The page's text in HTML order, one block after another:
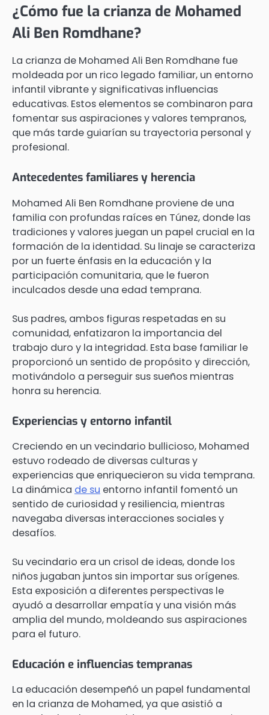
¿Cómo fue la crianza de Mohamed
Ali Ben Romdhane?
La crianza de Mohamed Ali Ben Romdhane fue
moldeada por un rico legado familiar, un entorno
infantil vibrante y significativas influencias
educativas. Estos elementos se combinaron para
fomentar sus aspiraciones y valores tempranos,
que más tarde guiarían su trayectoria personal y
profesional.
Antecedentes familiares y herencia
Mohamed Ali Ben Romdhane proviene de una
familia con profundas raíces en Túnez, donde las
tradiciones y valores juegan un papel crucial en la
formación de la identidad. Su linaje se caracteriza
por un fuerte énfasis en la educación y la
participación comunitaria, que le fueron
inculcados desde una edad temprana.
Sus padres, ambos figuras respetadas en su
comunidad, enfatizaron la importancia del
trabajo duro y la integridad. Esta base familiar le
proporcionó un sentido de propósito y dirección,
motivándolo a perseguir sus sueños mientras
honra su herencia.
Experiencias y entorno infantil
Creciendo en un vecindario bullicioso, Mohamed
estuvo rodeado de diversas culturas y
experiencias que enriquecieron su vida temprana.
La dinámica de su entorno infantil fomentó un
sentido de curiosidad y resiliencia, mientras
navegaba diversas interacciones sociales y
desafíos.
Su vecindario era un crisol de ideas, donde los
niños jugaban juntos sin importar sus orígenes.
Esta exposición a diferentes perspectivas le
ayudó a desarrollar empatía y una visión más
amplia del mundo, moldeando sus aspiraciones
para el futuro.
Educación e influencias tempranas
La educación desempeñó un papel fundamental
en la crianza de Mohamed, ya que asistió a